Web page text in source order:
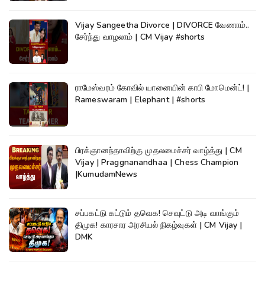
Vijay Sangeetha Divorce | DIVORCE வேணாம்..
சேர்ந்து வாழலாம் | CM Vijay #shorts
ராமேஸ்வரம் கோவில் யானையின் காபி மோமென்ட்! |
Rameswaram | Elephant | #shorts
பிரக்ஞானந்தாவிற்கு முதலமைச்சர் வாழ்த்து | CM
Vijay | Praggnanandhaa | Chess Champion
|KumudamNews
சப்பகட்டு கட்டும் தவெக! செவுட்டு அடி வாங்கும்
திமுக! காரசார அரசியல் நிகழ்வுகள் | CM Vijay |
DMK